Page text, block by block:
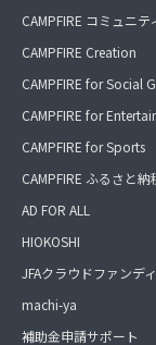
CAMPFIRE コミュニテ
CAMPFIRE Creation
CAMPFIRE for Social
CAMPFIRE for
CAMPFIRE for Sports
CAMPFIRE ふるさと納
AD FOR ALL
HIOKOSHI
JFAクラウドファンデ
machi-ya
補助金申請サポート